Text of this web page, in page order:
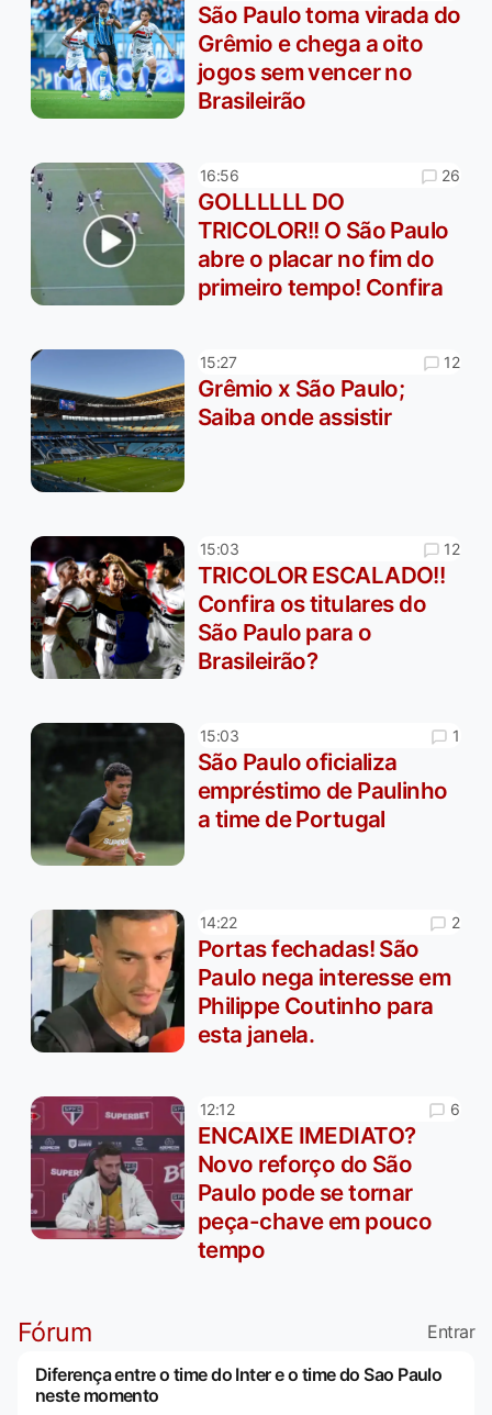
São Paulo toma virada do
Grêmio e chega a oito
jogos sem vencer no
Brasileirão
16:56 26
GOLLLLLL DO
TRICOLOR!! O São Paulo
abre o placar no fim do
primeiro tempo! Confira
15:27 12
Grêmio x São Paulo;
Saiba onde assistir
15:03 12
TRICOLOR ESCALADO!!
Confira os titulares do
São Paulo para o
Brasileirão?
15:03 1
São Paulo oficializa
empréstimo de Paulinho
a time de Portugal
14:22 2
Portas fechadas! São
Paulo nega interesse em
Philippe Coutinho para
esta janela.
12:12 6
ENCAIXE IMEDIATO?
Novo reforço do São
Paulo pode se tornar
peça-chave em pouco
tempo
Fórum
Entrar
Diferença entre o time do Inter e o time do Sao Paulo
neste momento